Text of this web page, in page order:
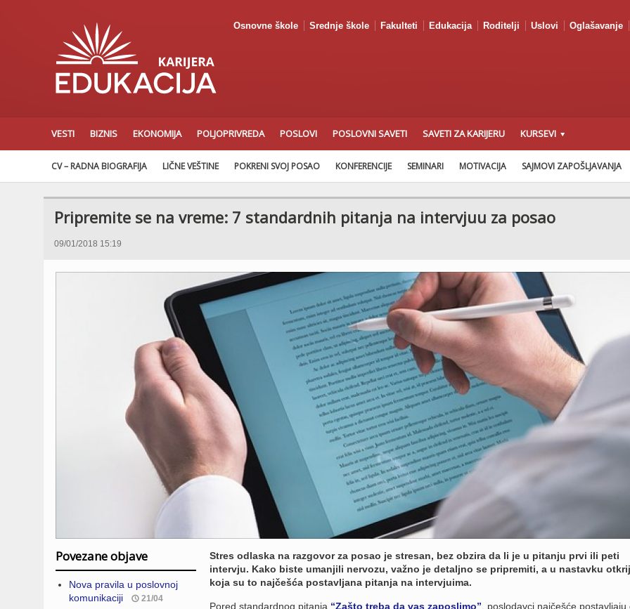
Osnovne škole Srednje škole Fakulteti Edukacija Roditelji Uslovi Oglašavanje
VESTI BIZNIS EKONOMIJA POLJOPRIVREDA POSLOVI POSLOVNI SAVETI SAVETI ZA KARIJERU KURSEVI
CV – RADNA BIOGRAFIJA LIČNE VEŠTINE POKRENI SVOJ POSAO KONFERENCIJE SEMINARI MOTIVACIJA SAJMOVI ZAPOŠLJAVANJA
Pripremite se na vreme: 7 standardnih pitanja na intervjuu za posao
09/01/2018 15:19
Povezane objave
Nova pravila u poslovnoj
komunikaciji
21/04
Stres odlaska na razgovor za posao je stresan, bez obzira da li je u pitanju prvi ili peti
intervju. Kako biste umanjili nervozu, važno je detaljno se pripremiti, a u nastavku
koja su to najčešća postavljana pitanja na intervjuima.
Pored standardnog pitanja “Zašto treba da vas zaposlimo” , poslodavci najčešće postavljaju